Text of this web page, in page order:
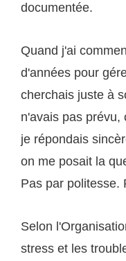
documentée.
Quand j'ai
d'années pour
cherchais juste à
n'avais pas prévu,
je répondais
on me posait la
Pas par politesse.
Selon
stress et les